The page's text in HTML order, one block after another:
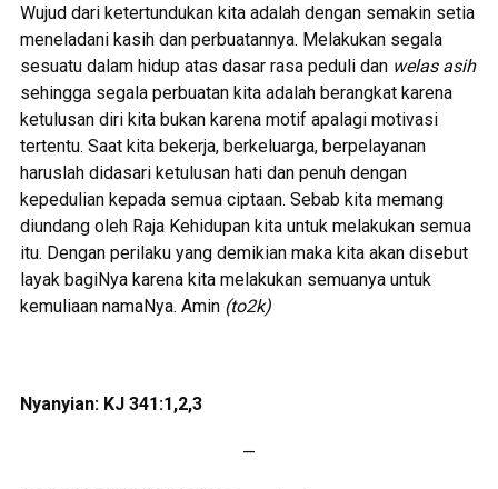
Wujud dari ketertundukan kita adalah dengan semakin setia
meneladani kasih dan perbuatannya. Melakukan segala
sesuatu dalam hidup atas dasar rasa peduli dan welas asih
sehingga segala perbuatan kita adalah berangkat karena
ketulusan diri kita bukan karena motif apalagi motivasi
tertentu. Saat kita bekerja, berkeluarga, berpelayanan
haruslah didasari ketulusan hati dan penuh dengan
kepedulian kepada semua ciptaan. Sebab kita memang
diundang oleh Raja Kehidupan kita untuk melakukan semua
itu. Dengan perilaku yang demikian maka kita akan disebut
layak bagiNya karena kita melakukan semuanya untuk
kemuliaan namaNya. Amin (to2k)
Nyanyian:KJ 341:1,2,3
—